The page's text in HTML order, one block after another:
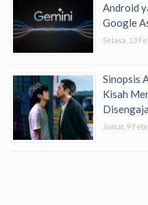
Android
Google
Selasa, 13
Sinopsis
Kisah
Disengaja
Jumat, 9